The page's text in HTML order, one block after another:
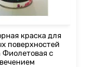
краска для
поверхностей
Фиолетовая с